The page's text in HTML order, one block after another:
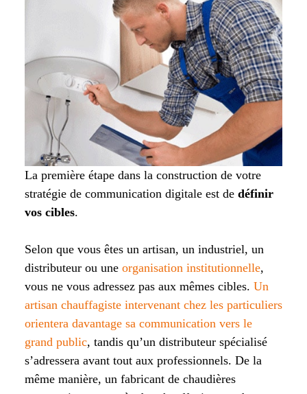
La première étape dans la construction de votre
stratégie de communication digitale est de définir
vos cibles.
Selon que vous êtes un artisan, un industriel, un
distributeur ou une organisation institutionnelle,
vous ne vous adressez pas aux mêmes cibles. Un
artisan chauffagiste intervenant chez les particuliers
orientera davantage sa communication vers le
grand public, tandis qu’un distributeur spécialisé
s’adressera avant tout aux professionnels. De la
même manière, un fabricant de chaudières